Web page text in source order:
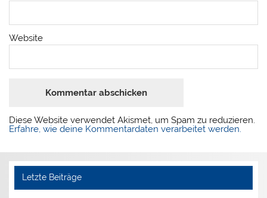
Website
Diese Website verwendet Akismet, um Spam zu reduzieren.
Erfahre, wie deine Kommentardaten verarbeitet werden.
Letzte Beiträge